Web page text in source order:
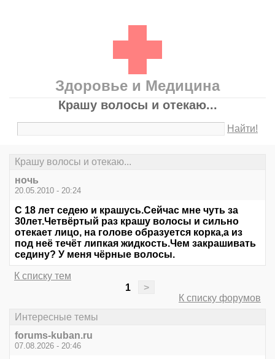
Здоровье и Медицина
Крашу волосы и отекаю...
Найти!
Крашу волосы и отекаю...
ночь
20.05.2010 - 20:24
С 18 лет седею и крашусь.Сейчас мне чуть за
30лет.Четвёртый раз крашу волосы и сильно
отекает лицо, на голове образуется корка,а из
под неё течёт липкая жидкость.Чем закрашивать
седину? У меня чёрные волосы.
К списку тем
1
>
К списку форумов
Интересные темы
forums-kuban.ru
07.08.2026 - 20:46